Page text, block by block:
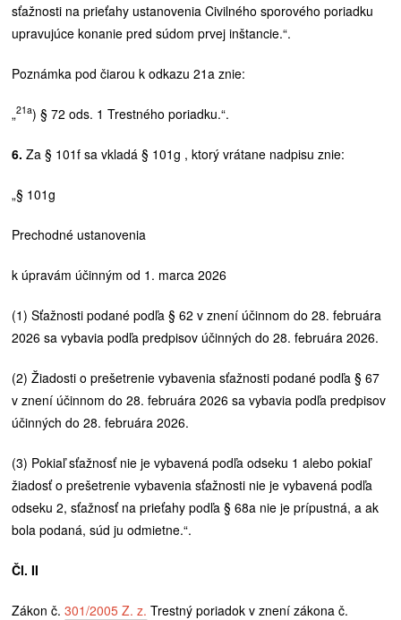
sťažnosti na prieťahy ustanovenia Civilného sporového poriadku
upravujúce konanie pred súdom prvej inštancie.“.
Poznámka pod čiarou k odkazu 21a znie:
„21a) § 72 ods. 1 Trestného poriadku.“.
6.Za § 101f sa vkladá § 101g , ktorý vrátane nadpisu znie:
„§ 101g
Prechodné ustanovenia
k úpravám účinným od 1. marca 2026
(1) Sťažnosti podané podľa § 62 v znení účinnom do 28. februára
2026 sa vybavia podľa predpisov účinných do 28. februára 2026.
(2) Žiadosti o prešetrenie vybavenia sťažnosti podané podľa § 67
v znení účinnom do 28. februára 2026 sa vybavia podľa predpisov
účinných do 28. februára 2026.
(3) Pokiaľ sťažnosť nie je vybavená podľa odseku 1 alebo pokiaľ
žiadosť o prešetrenie vybavenia sťažnosti nie je vybavená podľa
odseku 2, sťažnosť na prieťahy podľa § 68a nie je prípustná, a ak
bola podaná, súd ju odmietne.“.
Čl. II
Zákon č.301/2005 Z. z. Trestný poriadok v znení zákona č.